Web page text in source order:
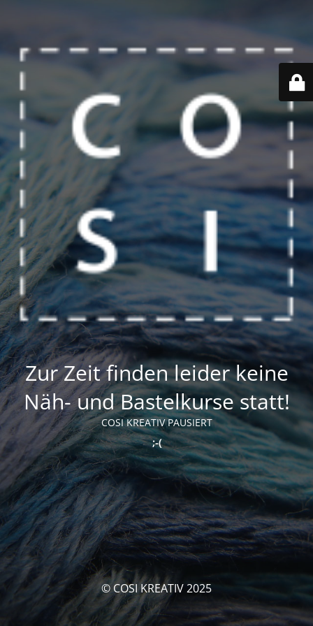
Zur Zeit finden leider keine
Näh- und Bastelkurse statt!
COSI KREATIV PAUSIERT
;-(
© COSI KREATIV 2025